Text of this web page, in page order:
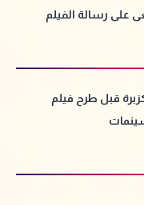
على رسالة الفيلم
قبل طرح فيلم